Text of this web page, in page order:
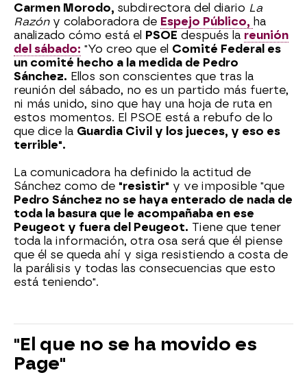
Carmen Morodo, subdirectora del diario La
Razóny colaboradora de Espejo Público, ha
analizado cómo está el PSOE después la reunión
del sábado: "Yo creo que el Comité Federal es
un comité hecho a la medida de Pedro
Sánchez. Ellos son conscientes que tras la
reunión del sábado, no es un partido más fuerte,
ni más unido, sino que hay una hoja de ruta en
estos momentos. El PSOE está a rebufo de lo
que dice la Guardia Civil y los jueces, y eso es
terrible".
La comunicadora ha definido la actitud de
Sánchez como de "resistir" y ve imposible "que
Pedro Sánchez no se haya enterado de nada de
toda la basura que le acompañaba en ese
Peugeot y fuera del Peugeot. Tiene que tener
toda la información, otra osa será que él piense
que él se queda ahí y siga resistiendo a costa de
la parálisis y todas las consecuencias que esto
está teniendo".
"El que no se ha movido es
Page"